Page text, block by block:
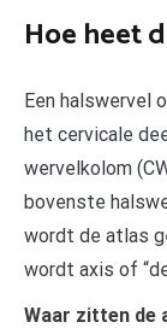
Hoe heet
Een halswervel
het cervicale
wervelkolom
bovenste
wordt de atlas
wordt axis of
Waar zitten de